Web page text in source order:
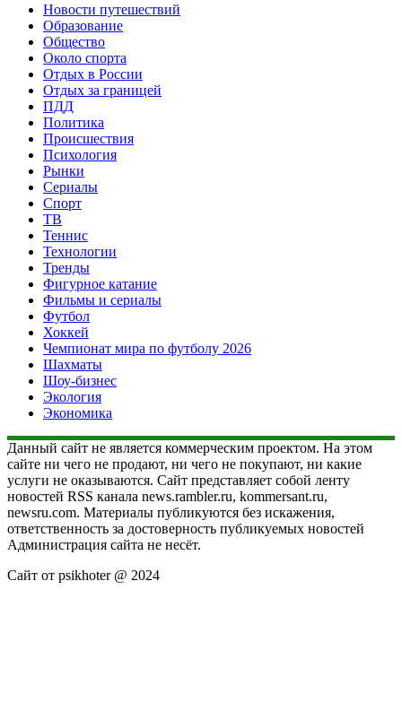
Новости путешествий
Образование
Общество
Около спорта
Отдых в России
Отдых за границей
ПДД
Политика
Происшествия
Психология
Рынки
Сериалы
Спорт
ТВ
Теннис
Технологии
Тренды
Фигурное катание
Фильмы и сериалы
Футбол
Хоккей
Чемпионат мира по футболу 2026
Шахматы
Шоу-бизнес
Экология
Экономика
Данный сайт не является коммерческим проектом. На этом
сайте ни чего не продают, ни чего не покупают, ни какие
услуги не оказываются. Сайт представляет собой ленту
новостей RSS канала news.rambler.ru, kommersant.ru,
newsru.com. Материалы публикуются без искажения,
ответственность за достоверность публикуемых новостей
Администрация сайта не несёт.
Сайт от psikhoter @ 2024